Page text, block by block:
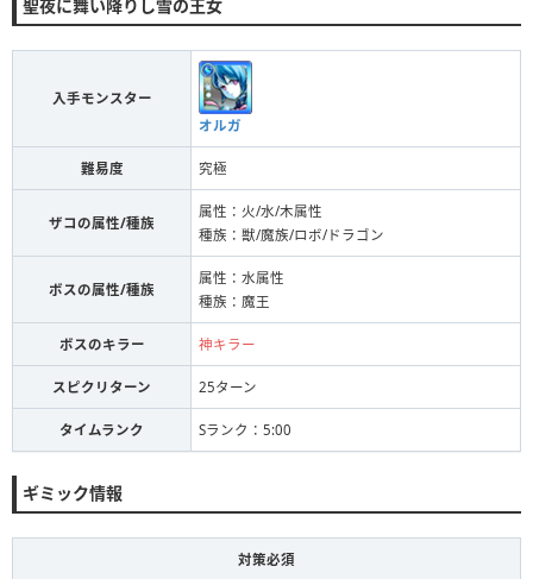
聖夜に舞い降りし雪の王女
入手モンスター
オルガ
難易度 究極
ザコの属性/種族
属性：火/水/木属性
種族：獣/魔族/ロボ/ドラゴン
ボスの属性/種族
属性：水属性
種族：魔王
ボスのキラー 神キラー
スピクリターン 25ターン
タイムランク Sランク：5:00
ギミック情報
対策必須